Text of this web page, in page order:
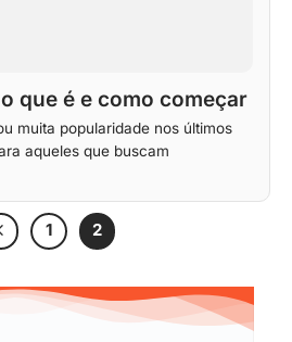
que é e como começar
muita popularidade nos últimos
aqueles que buscam
1 2